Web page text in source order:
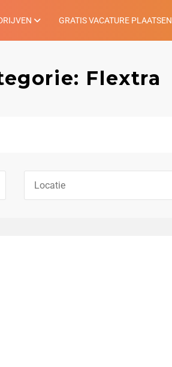
GRATIS VACATURE PLAATSEN
Flextra